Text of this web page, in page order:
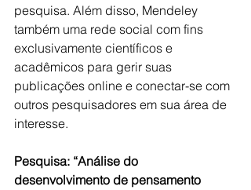
pesquisa. Além disso, Mendeley
também uma rede social com fins
exclusivamente científicos e
acadêmicos para gerir suas
publicações online e conectar-se com
outros pesquisadores em sua área de
interesse.
Pesquisa: “Análise do
desenvolvimento de pensamento